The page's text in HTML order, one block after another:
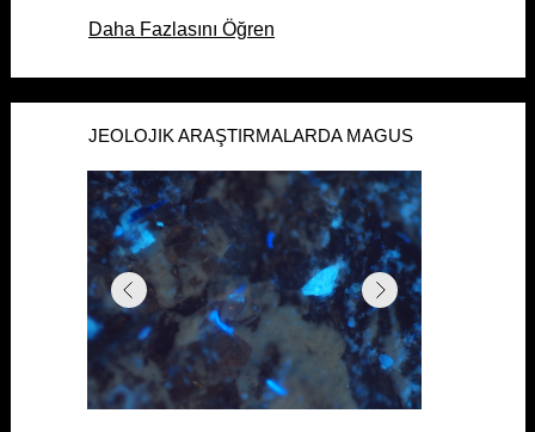
Daha Fazlasını Öğren
Daha Fazlasını Öğren
JEOLOJIK ARAŞTIRMALARDA MAGUS
JEOLOJIK ARAŞTIRMALARDA MAGUS